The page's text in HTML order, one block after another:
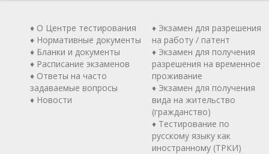
♦ О Центре тестирования
♦ Нормативные документы
♦ Бланки и документы
♦ Расписание экзаменов
♦ Ответы на часто
задаваемые вопросы
♦ Новости
♦ Экзамен для разрешения
на работу / патент
♦ Экзамен для получения
разрешения на временное
проживание
♦ Экзамен для получения
вида на жительство
(гражданство)
♦ Тестирование по
русскому языку как
иностранному (ТРКИ)